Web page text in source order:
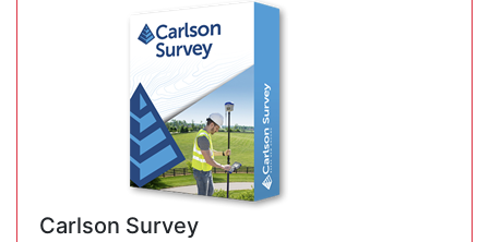
Carlson Survey